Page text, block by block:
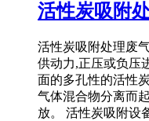
活性炭吸附
活性炭吸附处理废
供动力,正压或负压
面的多孔性的活性
气体混合物分离而
放。 活性炭吸附设